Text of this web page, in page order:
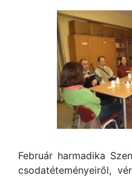
Február harmadika
csodatéteményeiről,